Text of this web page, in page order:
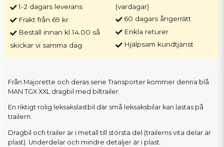
1-2 dagars leverans
Frakt från 69 kr
Beställ innan kl 14.00 så
skickar vi samma dag
(vardagar)
60 dagars ångerrätt
Enkla returer
Hjälpsam kundtjänst
Från Majorette och deras serie Transporter kommer denna blå
MAN TGX XXL dragbil med biltrailer.
En riktigt rolig leksakslastbil där små leksaksbilar kan lastas på
trailern.
Dragbil och trailer är i metall till största del (trailerns vita delar är
plast). Underdelar och mindre detaljer är i plast.